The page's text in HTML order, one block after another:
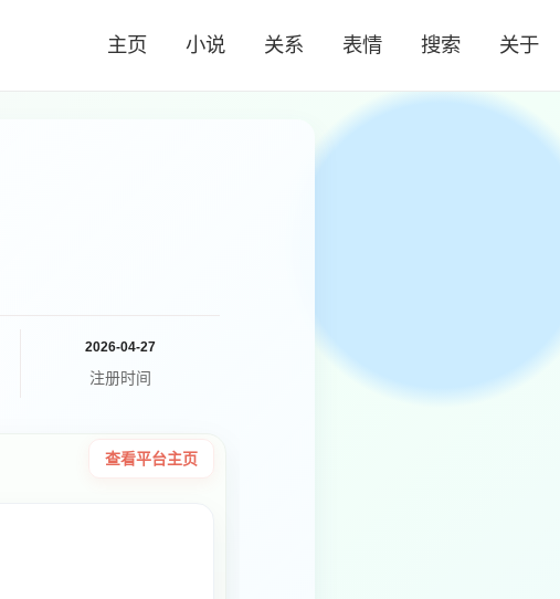
主页 小说 关系 表情 搜索 关于
2026-04-27
注册时间
查看平台主页